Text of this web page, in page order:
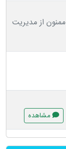
از مدیریت
مشاهده